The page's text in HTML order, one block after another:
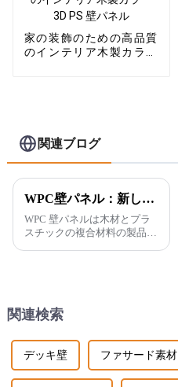
家の装飾のための高品質
のインテリア木製カラー
関連ブログ
WPC壁パネル：新しいタイプの建材
WPC 壁パネルは木材とプラ
スチックの複合材料の製品で
関連検索
デッキ壁 ファサード素材